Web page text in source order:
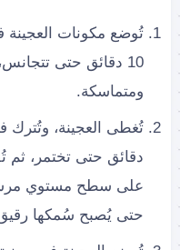
تُوضع مكونات العجينة
10 دقائق حتى
ومتماسكة.
دقائق حتى تختمر، ثم
على سطح مستوي
حتى يُصبح سُمكها